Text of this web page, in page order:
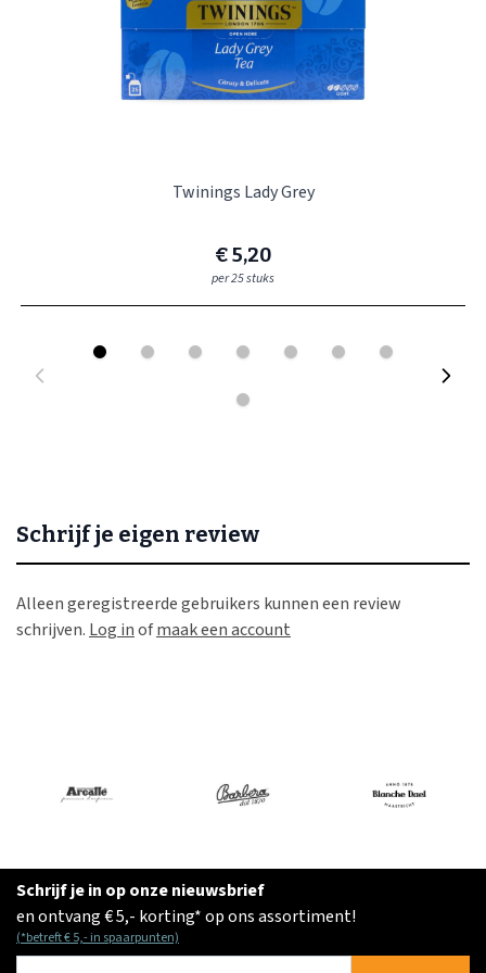
Twinings Lady Grey
€ 5,20
per 25 stuks
Schrijf je eigen review
Alleen geregistreerde gebruikers kunnen een review
schrijven. Log inofmaak een account
Schrijf je in op onze nieuwsbrief
en ontvang € 5,- korting* op ons assortiment!
(*betreft € 5,- in spaarpunten)